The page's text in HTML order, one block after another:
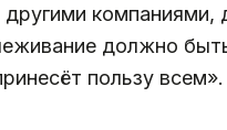
должно
пользу всем».